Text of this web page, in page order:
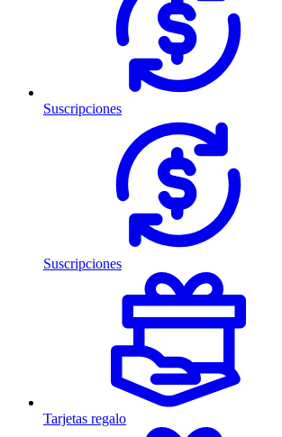
Suscripciones
Suscripciones
Tarjetas regalo